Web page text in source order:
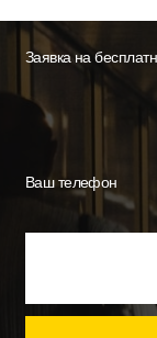
Заявка на
Ваш телефон